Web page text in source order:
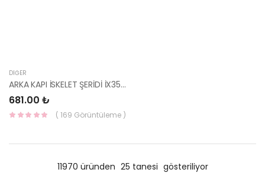
DIĞER
ARKA KAPI İSKELET ŞERİDİ İX35 STİCKER 86393-2S000-HMC
681.00 ₺
( 169 Görüntüleme )
11970 üründen 25 tanesi gösteriliyor